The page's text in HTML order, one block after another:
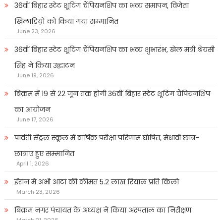
36वीं बिहार स्टेट शूटिंग चैंपियनशिप का भव्य समापन, विजेता
खिलाडिय़ों को किया गया सम्मानित
June 23, 2026
36वीं बिहार स्टेट शूटिंग चैंपियनशिप का भव्य शुभारंभ, खेल मंत्री श्रेयसी
सिंह ने किया उद्घाटन
June 19, 2026
बिक्रम में 19 से 22 जून तक होगी 36वीं बिहार स्टेट शूटिंग चैंपियनशिप
का आयोजन
June 17, 2026
पार्वती सेंट्रल स्कूल में वार्षिक परीक्षा परिणाम घोषित, मेधावी छात्र-
छात्राएं हुए सम्मानित
April 1, 2026
ईरान में अभी आटा की कीमत 5.2 लाख रियाल प्रति किलो
March 23, 2026
बिक्रम नगर पंचायत के अध्यक्ष ने किया अस्पताल का निरीक्षण